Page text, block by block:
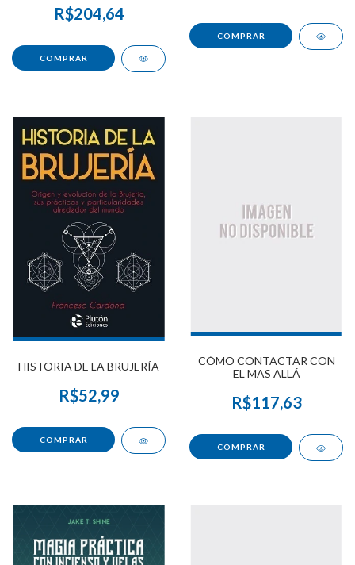
R$204,64
HISTORIA DE LA BRUJERÍA
R$52,99
CÓMO CONTACTAR CON
EL MAS ALLÁ
R$117,63